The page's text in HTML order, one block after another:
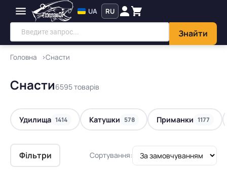
Знайти
UA RU
Головна Снасти
Снасти6595 товарів
Удилища 1414 Катушки 578 Приманки 1177
Фільтри Сортування: